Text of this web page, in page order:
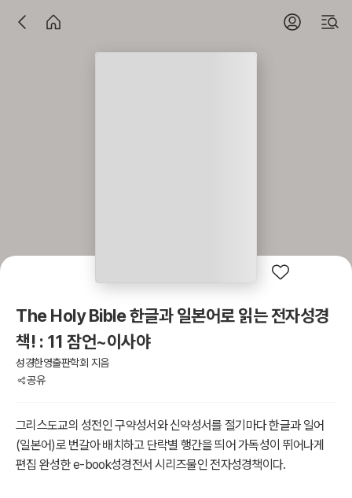
The Holy Bible 한글과 일본어로 읽는 전자성경
책! : 11 잠언~이사야
성경한영출판학회 지음
공유
그리스도교의 성전인 구약성서와 신약성서를 절기마다 한글과 일어
(일본어)로 번갈아 배치하고 단락별 행간을 띄어 가독성이 뛰어나게
편집 완성한 e-book성경전서 시리즈물인 전자성경책이다.